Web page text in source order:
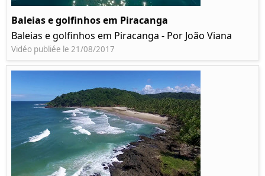
Baleias e golfinhos em Piracanga
Baleias e golfinhos em Piracanga - Por João Viana
Vidéo publiée le 21/08/2017